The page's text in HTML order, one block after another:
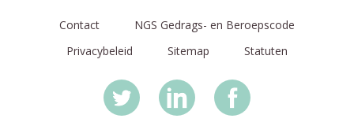
Contact
NGS Gedrags- en Beroepscode
Privacybeleid
Sitemap Statuten